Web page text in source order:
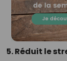
5. Réduit le